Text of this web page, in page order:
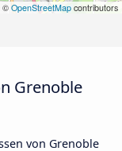
© OpenStreetMap contributors
Grenoble
von Grenoble